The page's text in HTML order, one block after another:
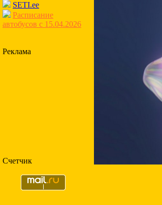
SETI.ee
Расписание
автобусов с 15.04.2026
Реклама
Счетчик